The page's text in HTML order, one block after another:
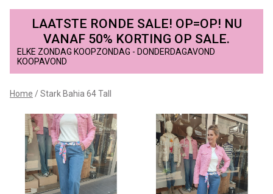
Stark
Bahia
64
Tall
Passo
LAATSTE RONDE SALE! OP=OP! NU
VANAF 50% KORTING OP SALE.
ELKE ZONDAG KOOPZONDAG - DONDERDAGAVOND
KOOPAVOND
Home Stark Bahia 64 Tall